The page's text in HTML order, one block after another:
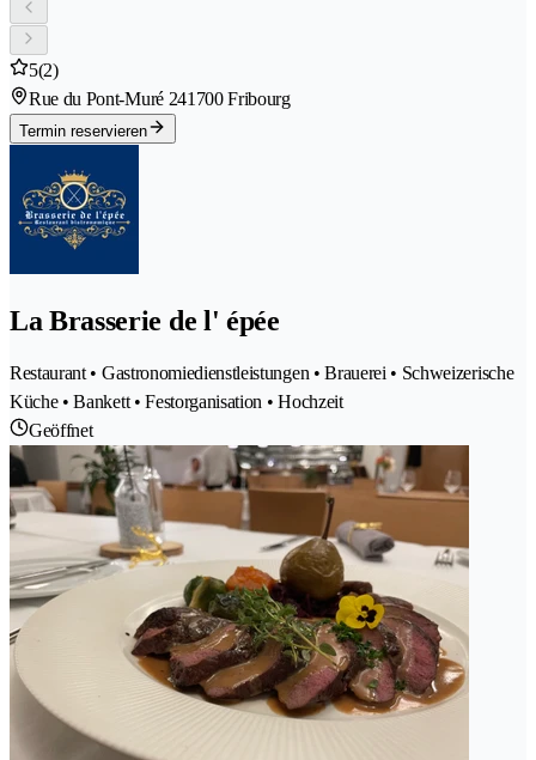
5(2)
Rue du Pont-Muré 241700 Fribourg
Termin reservieren
La Brasserie de l' épée
Restaurant • Gastronomiedienstleistungen • Brauerei • Schweizerische
Küche • Bankett • Festorganisation • Hochzeit
Geöffnet